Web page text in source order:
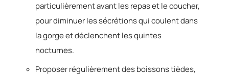
particulièrement avant les repas et le coucher,
pour diminuer les sécrétions qui coulent dans
la gorge et déclenchent les quintes
nocturnes.
Proposer régulièrement des boissons tièdes,